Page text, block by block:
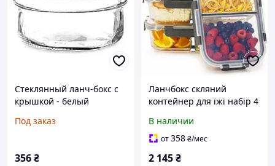
Стеклянный ланч-бокс с
крышкой - белый
Под заказ
356₴
Ланчбокс скляний
контейнер для їжі набір 4
герметичні
В наличии
от358₴/мес
2 145₴